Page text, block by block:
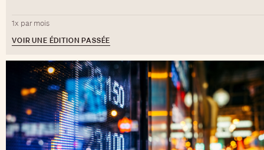
1x par mois
VOIR UNE ÉDITION PASSÉE